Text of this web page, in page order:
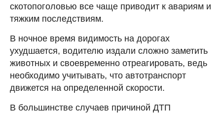
скотопоголовью все чаще приводит к авариям и
тяжким последствиям.
В ночное время видимость на дорогах
ухудшается, водителю издали сложно заметить
животных и своевременно отреагировать, ведь
необходимо учитывать, что автотранспорт
движется на определенной скорости.
В большинстве случаев причиной ДТП